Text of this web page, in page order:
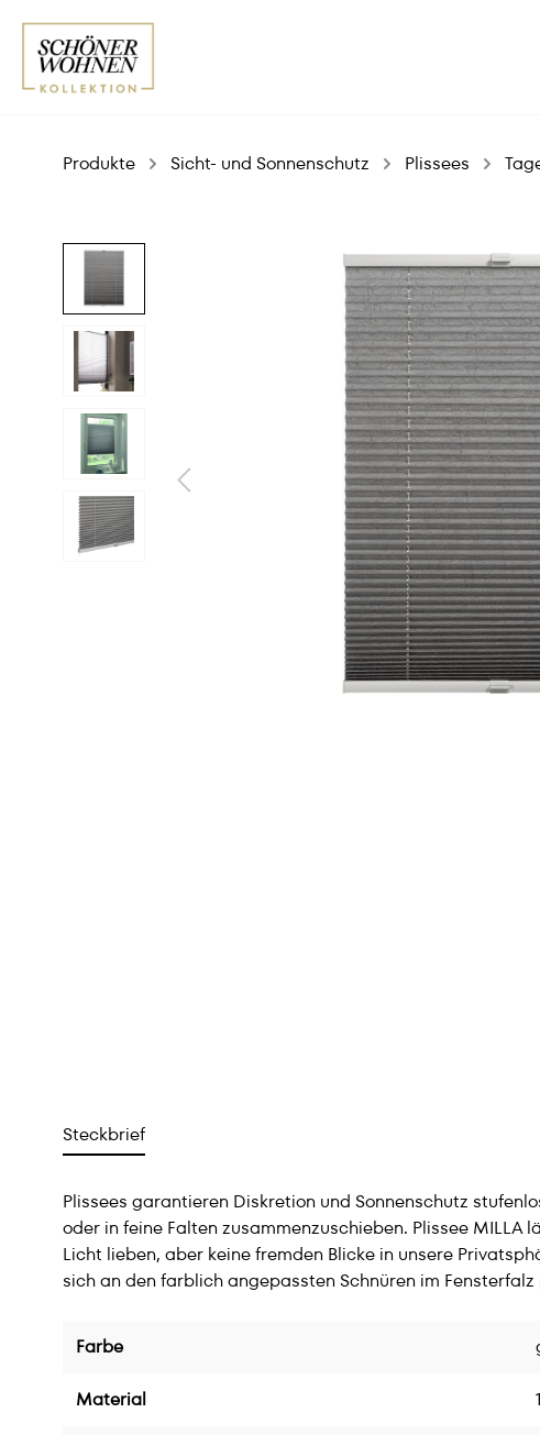
Produkte Sicht- und Sonnenschutz Plissees
Steckbrief
Plissees garantieren Diskretion und Sonnenschutz
oder in feine Falten zusammenzuschieben. Plissee
Licht lieben, aber keine fremden Blicke in unsere
sich an den farblich angepassten Schnüren im
Farbe
Material